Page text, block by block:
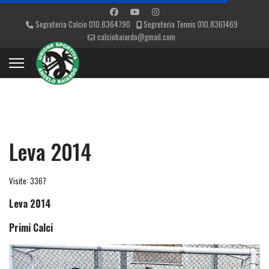
Segreteria Calcio 010.8364790
Segreteria Tennis 010.8361469
calciobaiardo@gmail.com
Leva 2014
Visite: 3367
Leva 2014
Primi Calci